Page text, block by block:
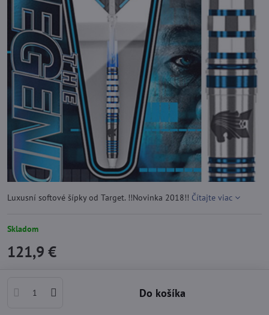
Luxusní softové šípky od Target. !!Novinka 2018!! Čítajte viac
Skladom
121,9 €
Do košíka